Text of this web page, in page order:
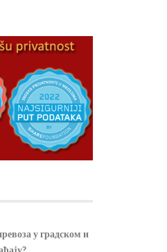
у градском и